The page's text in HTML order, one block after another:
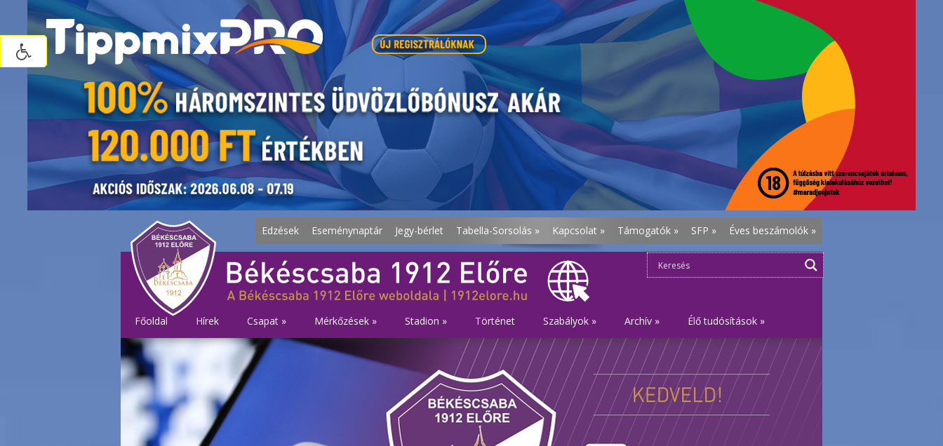
Edzések Eseménynaptár Jegy-bérlet Tabella-Sorsolás » Kapcsolat » Támogatók » SFP » Éves beszámolók »
Főoldal Hírek Csapat » Mérkőzések » Stadion » Történet Szabályok » Archív » Élő tudósítások »